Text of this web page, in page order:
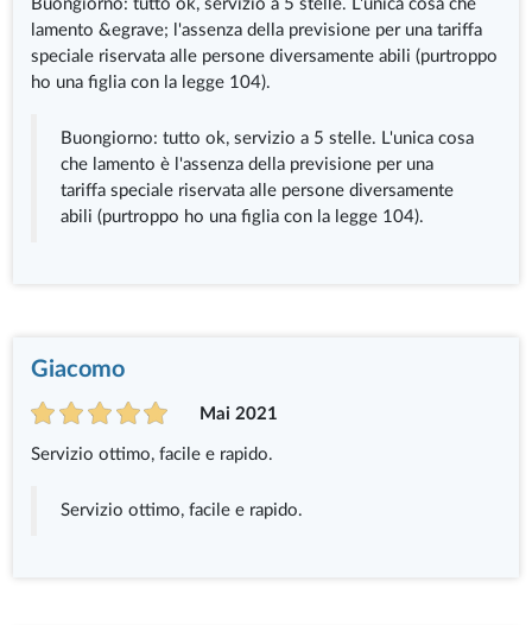
Buongiorno: tutto ok, servizio a 5 stelle. L'unica cosa che
lamento &egrave; l'assenza della previsione per una tariffa
speciale riservata alle persone diversamente abili (purtroppo
ho una figlia con la legge 104).
Buongiorno: tutto ok, servizio a 5 stelle. L'unica cosa
che lamento è l'assenza della previsione per una
tariffa speciale riservata alle persone diversamente
abili (purtroppo ho una figlia con la legge 104).
Giacomo
Mai 2021
Servizio ottimo, facile e rapido.
Servizio ottimo, facile e rapido.